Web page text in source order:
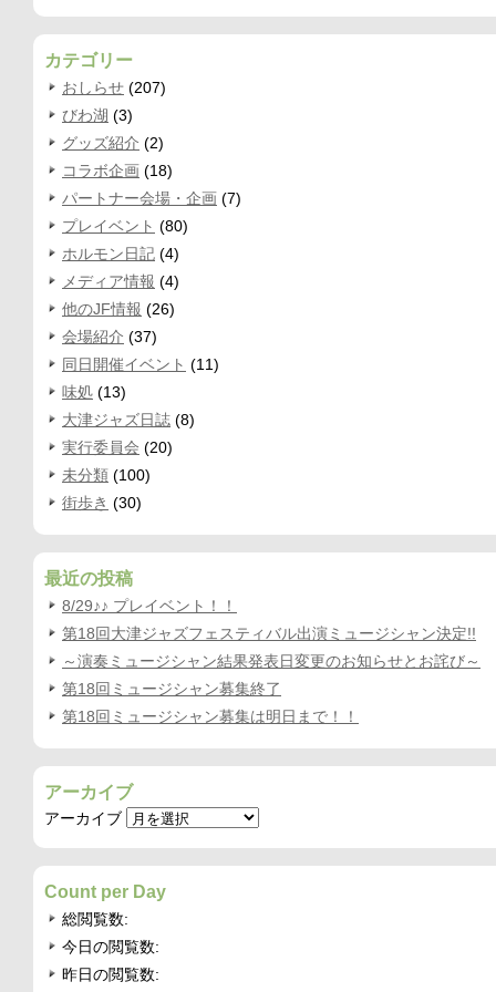
カテゴリー
おしらせ (207)
びわ湖 (3)
グッズ紹介 (2)
コラボ企画 (18)
パートナー会場・企画 (7)
プレイベント (80)
ホルモン日記 (4)
メディア情報 (4)
他のJF情報 (26)
会場紹介 (37)
同日開催イベント (11)
味処 (13)
大津ジャズ日誌 (8)
実行委員会 (20)
未分類 (100)
街歩き (30)
最近の投稿
8/29♪♪ プレイベント！！
第18回大津ジャズフェスティバル出演ミュージシャン決定!!
～演奏ミュージシャン結果発表日変更のお知らせとお詫び～
第18回ミュージシャン募集終了
第18回ミュージシャン募集は明日まで！！
アーカイブ
アーカイブ
Count per Day
総閲覧数:
今日の閲覧数:
昨日の閲覧数: